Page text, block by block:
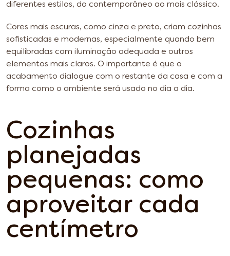
diferentes estilos, do contemporâneo ao mais clássico.
Cores mais escuras, como cinza e preto, criam cozinhas
sofisticadas e modernas, especialmente quando bem
equilibradas com iluminação adequada e outros
elementos mais claros. O importante é que o
acabamento dialogue com o restante da casa e com a
forma como o ambiente será usado no dia a dia.
Cozinhas
planejadas
pequenas: como
aproveitar cada
centímetro